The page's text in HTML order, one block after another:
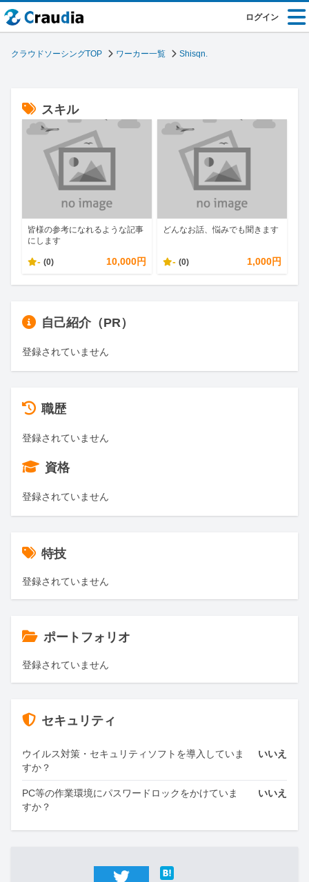
ログイン
クラウドソーシングTOP ワーカー一覧 Shisqn.
スキル
皆様の参考になれるような記事
にします
- (0) 10,000円
どんなお話、悩みでも聞きます
- (0) 1,000円
自己紹介（PR）
登録されていません
職歴
登録されていません
資格
登録されていません
特技
登録されていません
ポートフォリオ
登録されていません
セキュリティ
ウイルス対策・セキュリティソフトを導入していま
すか？
いいえ
PC等の作業環境にパスワードロックをかけていま
すか？
いいえ